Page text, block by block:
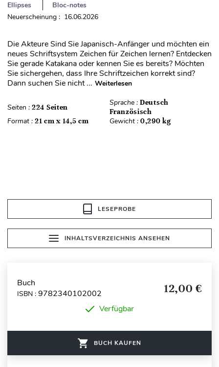
Ellipses
Bloc-notes
Neuerscheinung : 16.06.2026
Die Akteure Sind Sie Japanisch-Anfänger und möchten ein
neues Schriftsystem Zeichen für Zeichen lernen? Entdecken
Sie gerade Katakana oder kennen Sie es bereits? Möchten
Sie sichergehen, dass Ihre Schriftzeichen korrekt sind?
Dann suchen Sie nicht ... Weiterlesen
Seiten : 224 Seiten Sprache : Deutsch
Französisch
Format : 21 cm x 14,5 cm Gewicht : 0,290 kg
LESEPROBE
INHALTSVERZEICHNIS ANSEHEN
Buch
ISBN : 9782340102002 12,00 €
Verfügbar
BUCH KAUFEN